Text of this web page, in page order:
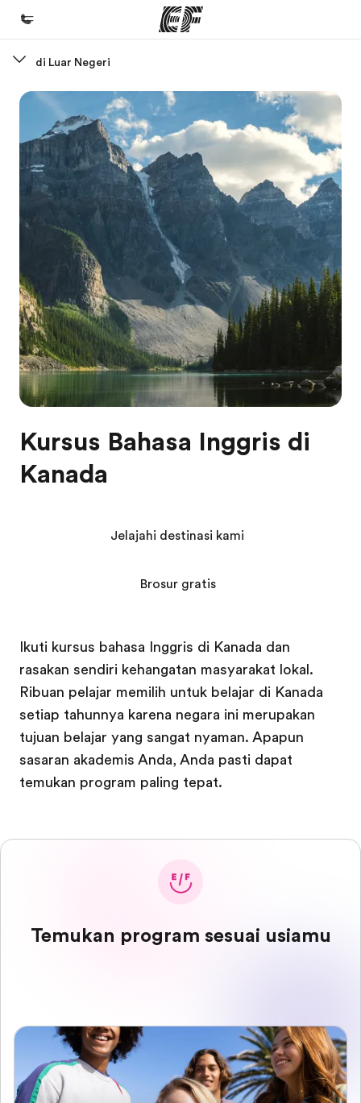
Selamat datang di EF
Daftar program
Lihat semua program
Kantor dan sekolah
Kantor terdekat
Tentang kami
Cerita kami
Karir
Bergabung dengan tim kami
di Luar Negeri
Kursus Bahasa Inggris di
Kanada
Ikuti kursus bahasa Inggris di Kanada dan
rasakan sendiri kehangatan masyarakat lokal.
Ribuan pelajar memilih untuk belajar di Kanada
setiap tahunnya karena negara ini merupakan
tujuan belajar yang sangat nyaman. Apapun
sasaran akademis Anda, Anda pasti dapat
temukan program paling tepat.
Jelajahi destinasi kami
Brosur gratis
Temukan program sesuai usiamu